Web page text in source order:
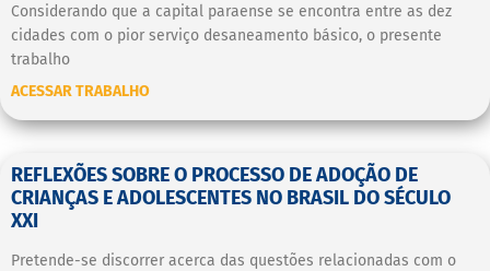
Considerando que a capital paraense se encontra entre as dez
cidades com o pior serviço desaneamento básico, o presente
trabalho
ACESSAR TRABALHO
REFLEXÕES SOBRE O PROCESSO DE ADOÇÃO DE
CRIANÇAS E ADOLESCENTES NO BRASIL DO SÉCULO
XXI
Pretende-se discorrer acerca das questões relacionadas com o